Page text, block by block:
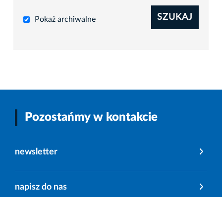
Pokaż archiwalne SZUKAJ
Pozostańmy w kontakcie
newsletter
napisz do nas